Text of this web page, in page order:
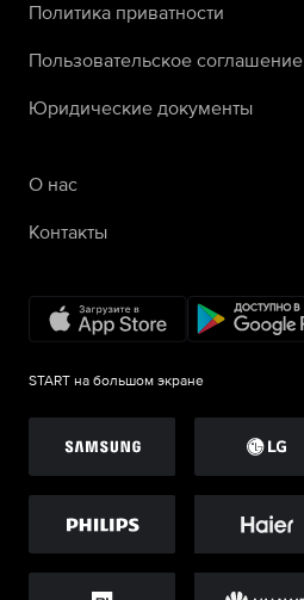
Политика приватности
Пользовательское соглашение
Юридические документы
О нас
Контакты
START на большом экране